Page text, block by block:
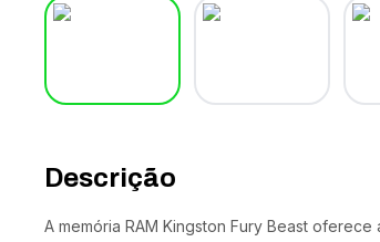
Descrição
A memória RAM Kingston Fury Beast